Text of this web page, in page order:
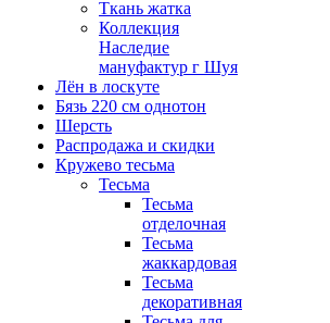
Ткань жатка
Коллекция
Наследие
мануфактур г Шуя
Лён в лоскуте
Бязь 220 см однотон
Шерсть
Распродажа и скидки
Кружево тесьма
Тесьма
Тесьма
отделочная
Тесьма
жаккардовая
Тесьма
декоративная